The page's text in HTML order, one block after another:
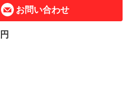
お問い合わせ
円